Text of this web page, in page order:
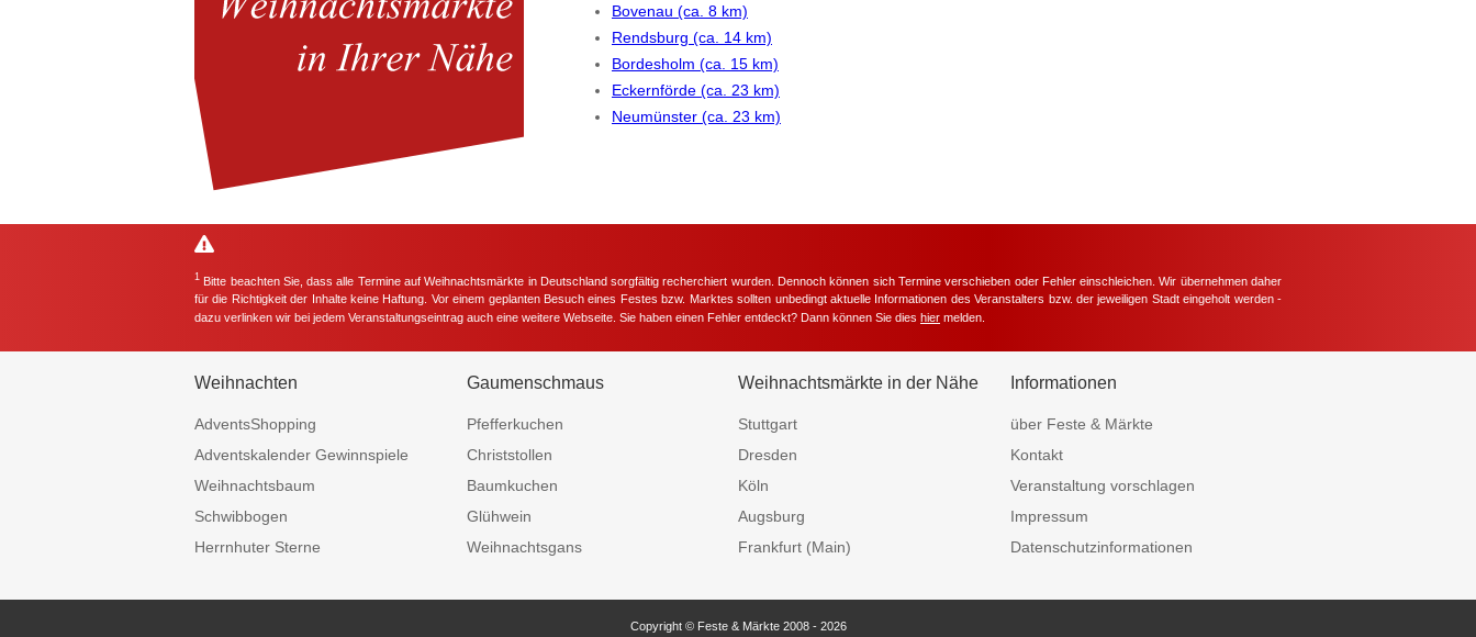
Bovenau (ca. 8 km)
Rendsburg (ca. 14 km)
Bordesholm (ca. 15 km)
Eckernförde (ca. 23 km)
Neumünster (ca. 23 km)
1 Bitte beachten Sie, dass alle Termine auf Weihnachtsmärkte in Deutschland sorgfältig recherchiert wurden. Dennoch können sich Termine verschieben oder Fehler einschleichen. Wir übernehmen daher
für die Richtigkeit der Inhalte keine Haftung. Vor einem geplanten Besuch eines Festes bzw. Marktes sollten unbedingt aktuelle Informationen des Veranstalters bzw. der jeweiligen Stadt eingeholt werden -
dazu verlinken wir bei jedem Veranstaltungseintrag auch eine weitere Webseite. Sie haben einen Fehler entdeckt? Dann können Sie dies hier melden.
Weihnachten
AdventsShopping
Adventskalender Gewinnspiele
Weihnachtsbaum
Schwibbogen
Herrnhuter Sterne
Gaumenschmaus
Pfefferkuchen
Christstollen
Baumkuchen
Glühwein
Weihnachtsgans
Weihnachtsmärkte in der Nähe
Stuttgart
Dresden
Köln
Augsburg
Frankfurt (Main)
Informationen
über Feste & Märkte
Kontakt
Veranstaltung vorschlagen
Impressum
Datenschutzinformationen
Copyright © Feste & Märkte 2008 - 2026